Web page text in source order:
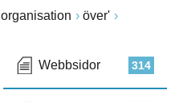
organisation över'
314
Webbsidor